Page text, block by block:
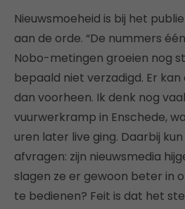
Nieuwsmoeheid is bij het
aan de orde. “De nummers
Nobo-metingen groeien nog
bepaald niet verzadigd. Er
dan voorheen. Ik denk nog
vuurwerkramp in Enschede,
uren later live ging. Daarbij
afvragen: zijn nieuwsmedia
slagen ze er gewoon beter in
te bedienen? Feit is dat het